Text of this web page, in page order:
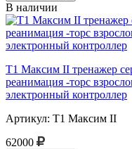
В наличии
Т1 Максим II тренажер
реанимация -торс
электронный контроллер
Артикул: Т1 Максим II
62000